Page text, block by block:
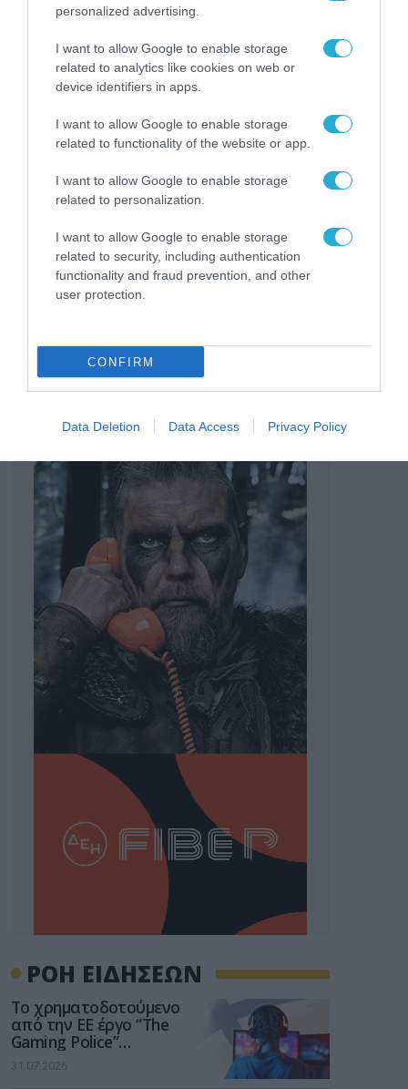
personalized advertising.
I want to allow Google to enable storage
related to analytics like cookies on web or
device identifiers in apps.
I want to allow Google to enable storage
related to functionality of the website or app.
I want to allow Google to enable storage
related to personalization.
I want to allow Google to enable storage
related to security, including authentication
functionality and fraud prevention, and other
user protection.
CONFIRM
Data Deletion Data Access Privacy Policy
Το MAESTRO αποτελεί φυσική εξέλιξη της
μακρόχρονης τεχνογνωσίας του ομίλου CSG
σε συστήματα ραντάρ, λογισμικό ATM,
συστήματα επιτήρησης και τεχνολογίες
διαχείρισης εναέριου χώρου. Ο όμιλος
διαθέτει εκτεταμένη εμπειρία στον τομέα
αυτό από πολιτικά και στρατιωτικά έργα, με
τεχνολογίες που χρησιμοποιούνται σε
αγορές σε όλη την Ευρώπη, την Ασία, την
Αφρική και άλλες περιοχές.
TOWER
CSG
ΡΟΗ ΕΙΔΗΣΕΩΝ
Το χρηματοδοτούμενο
από την ΕΕ έργο “The
Gaming Police”
ενισχύει την ασφάλεια
των παιδιών στο
31.07.2026